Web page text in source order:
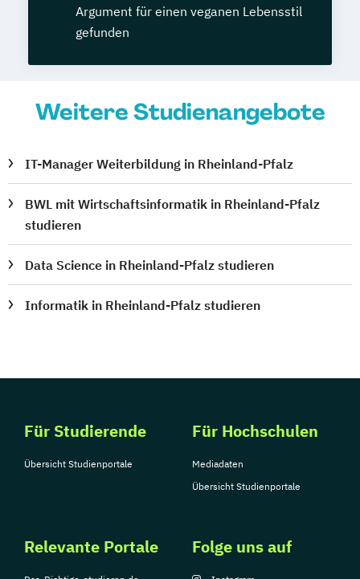
Argument für einen veganen Lebensstil
gefunden
Weitere Studienangebote
IT-Manager Weiterbildung in Rheinland-Pfalz
BWL mit Wirtschaftsinformatik in Rheinland-Pfalz
studieren
Data Science in Rheinland-Pfalz studieren
Informatik in Rheinland-Pfalz studieren
Für Studierende
Übersicht Studienportale
Für Hochschulen
Mediadaten
Übersicht Studienportale
Relevante Portale Folge uns auf